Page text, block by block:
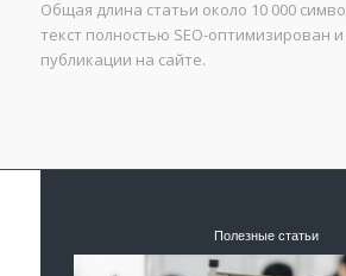
Общая длина статьи около 10 000
текст полностью SEO-оптимизирован и
публикации на сайте.
Полезные статьи